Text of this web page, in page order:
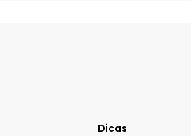
Dicas